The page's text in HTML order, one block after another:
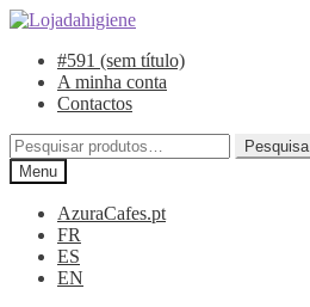
Ir
navegação
Saltar
conteúdo
#591 (sem título)
A minha conta
Contactos
Pesquisar
por:
Pesquisa
Menu
AzuraCafes.pt
FR
ES
EN